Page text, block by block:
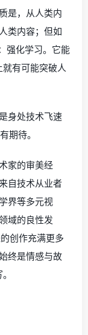
是，从人类内
类内容；但如
强化学习。它能
有可能突破人
身处技术飞速
期待。
家的审美经
自技术从业者
界等多元视
域的良性发
创作充满更多
终是情感与故